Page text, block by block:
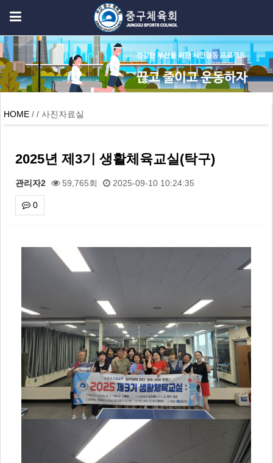
HOME / / 사진자료실
2025년 제3기 생활체육교실(탁구)
관리자2 59,765회 2025-09-10 10:24:35
0